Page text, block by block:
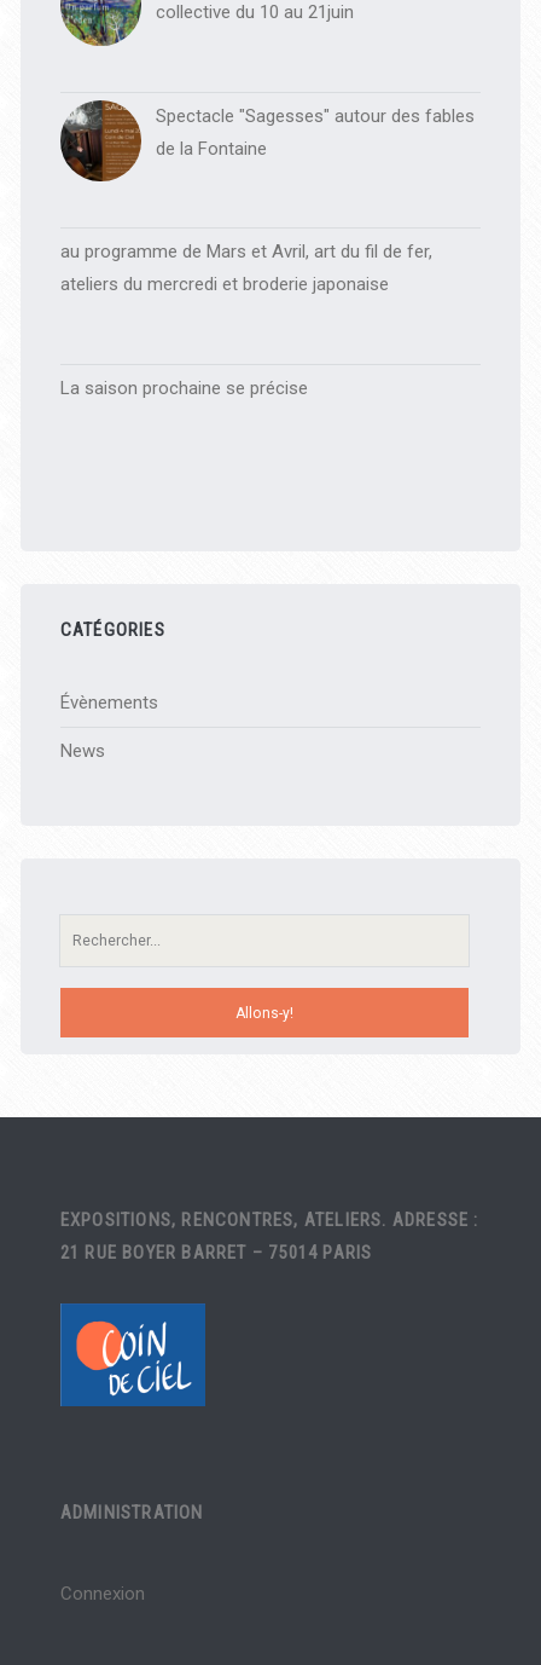
collective du 10 au 21juin
Spectacle "Sagesses" autour des fables
de la Fontaine
au programme de Mars et Avril, art du fil de fer,
ateliers du mercredi et broderie japonaise
La saison prochaine se précise
CATÉGORIES
Évènements
News
Recherche:
EXPOSITIONS, RENCONTRES, ATELIERS. ADRESSE :
21 RUE BOYER BARRET – 75014 PARIS
ADMINISTRATION
Connexion